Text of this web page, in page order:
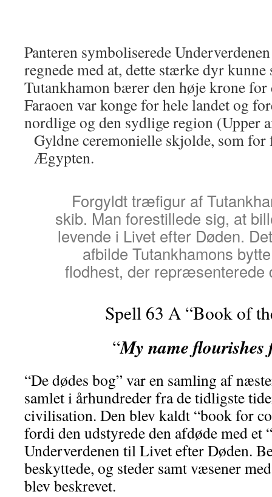
Panteren symboliserede
regnede med at, dette stærke dyr kunne
Tutankhamon bærer den høje krone
Faraoen var konge for hele landet og
nordlige og den sydlige region (Upper
Gyldne ceremonielle skjolde, som for
Ægypten.
Forgyldt træfigur af
skib. Man forestillede sig, at
levende i Livet efter Døden.
afbilde Tutankhamons
flodhest, der repræsenterede
Spell 63 A “Book of
“My name flourishes
“De dødes bog” var en samling af
samlet i århundreder fra de tidligste
civilisation. Den blev kaldt “book for
fordi den udstyrede den afdøde med et
Underverdenen til Livet efter Døden.
beskyttede, og steder samt væsener
blev beskrevet.